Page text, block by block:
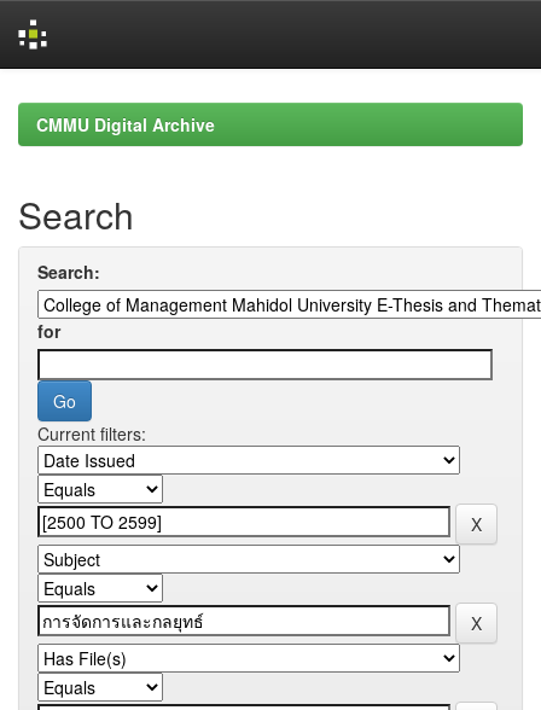
navigationCMMU Digital Archive
Search
Search:
for
Current filters: